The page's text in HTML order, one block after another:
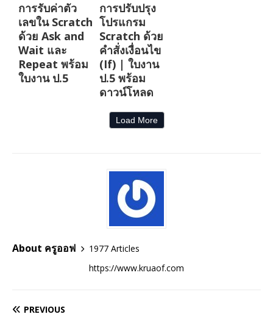
การรับค่าตัว
เลขใน Scratch
ด้วย Ask and
Wait และ
Repeat พร้อม
ใบงาน ป.5
การปรับปรุง
โปรแกรม
Scratch ด้วย
คำสั่งเงื่อนไข
(If) | ใบงาน
ป.5 พร้อม
ดาวน์โหลด
Load More
About ครูออฟ
1977 Articles
https://www.kruaof.com
PREVIOUS